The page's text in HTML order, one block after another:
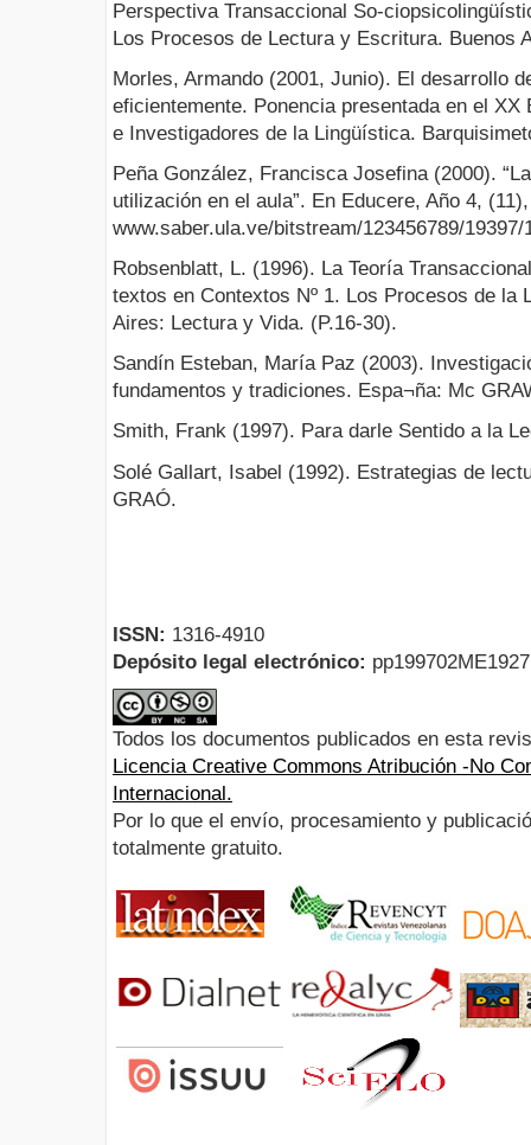
Perspectiva Transaccional So-
Los Procesos de Lectura y Escritura. Buenos
Morles, Armando (2001, Junio). El desarrollo
eficientemente. Ponencia presentada en el
e Investigadores de la Lingüística.
Peña González, Francisca Josefina (2000).
utilización en el aula”. En Educere, Año 4,
www.saber.ula.ve/bitstream/123456789/
Robsenblatt, L. (1996). La Teoría
textos en Contextos Nº 1. Los Procesos de la
Aires: Lectura y Vida. (P.16-30).
Sandín Esteban, María Paz (2003).
fundamentos y tradiciones. Espa¬ña: Mc
Smith, Frank (1997). Para darle Sentido a la
Solé Gallart, Isabel (1992). Estrategias de
GRAÓ.
ISSN: 1316-4910
Depósito legal electrónico:
Todos los documentos publicados en esta
Licencia Creative Commons Atribución -No
Internacional.
Por lo que el envío, procesamiento y
totalmente gratuito.